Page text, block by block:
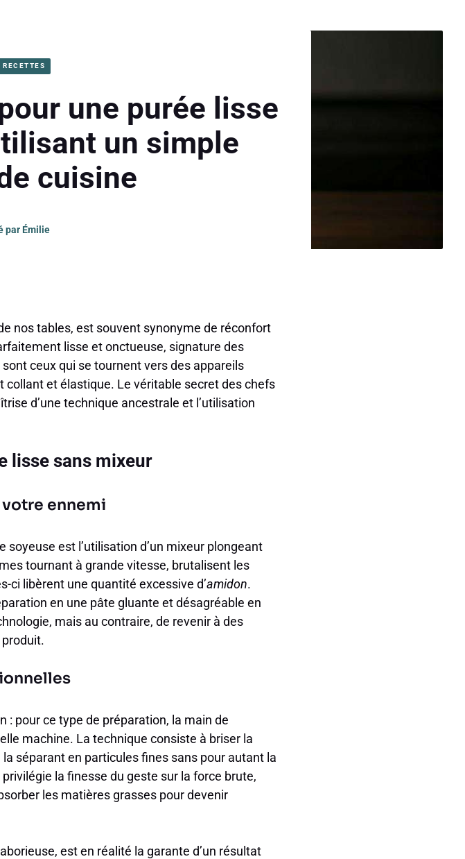
RECETTES
une purée lisse
un simple
cuisine
par Émilie
nos tables, est souvent synonyme de réconfort
lisse et onctueuse, signature des
ceux qui se tournent vers des appareils
et élastique. Le véritable secret des chefs
d’une technique ancestrale et l’utilisation
lisse sans mixeur
ennemi
soyeuse est l’utilisation d’un mixeur plongeant
tournant à grande vitesse, brutalisent les
ci libèrent une quantité excessive d’amidon.
en une pâte gluante et désagréable en
mais au contraire, de revenir à des
: pour ce type de préparation, la main de
machine. La technique consiste à briser la
séparant en particules fines sans pour autant la
la finesse du geste sur la force brute,
les matières grasses pour devenir
est en réalité la garante d’un résultat